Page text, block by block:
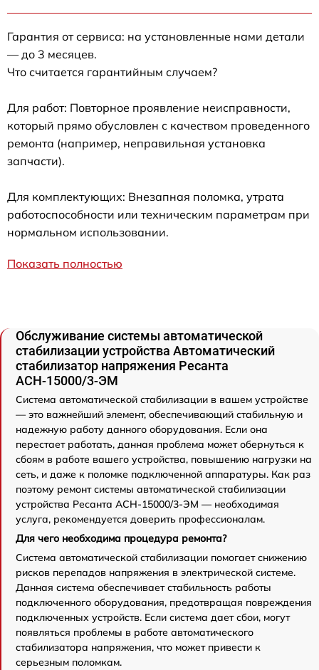
Гарантия от сервиса: на установленные нами детали
— до 3 месяцев.
Что считается гарантийным случаем?
Для работ: Повторное проявление неисправности,
который прямо обусловлен с качеством проведенного
ремонта (например, неправильная установка
запчасти).
Для комплектующих: Внезапная поломка, утрата
работоспособности или техническим параметрам при
нормальном использовании.
Показать полностью
Обслуживание системы автоматической
стабилизации устройства Автоматический
стабилизатор напряжения Ресанта
АСН-15000/3-ЭМ
Система автоматической стабилизации в вашем устройстве
— это важнейший элемент, обеспечивающий стабильную и
надежную работу данного оборудования. Если она
перестает работать, данная проблема может обернуться к
сбоям в работе вашего устройства, повышению нагрузки на
сеть, и даже к поломке подключенной аппаратуры. Как раз
поэтому ремонт системы автоматической стабилизации
устройства Ресанта АСН-15000/3-ЭМ — необходимая
услуга, рекомендуется доверить профессионалам.
Для чего необходима процедура ремонта?
Система автоматической стабилизации помогает снижению
рисков перепадов напряжения в электрической системе.
Данная система обеспечивает стабильность работы
подключенного оборудования, предотвращая повреждения
подключенных устройств. Если система дает сбои, могут
появляться проблемы в работе автоматического
стабилизатора напряжения, что может привести к
серьезным поломкам.